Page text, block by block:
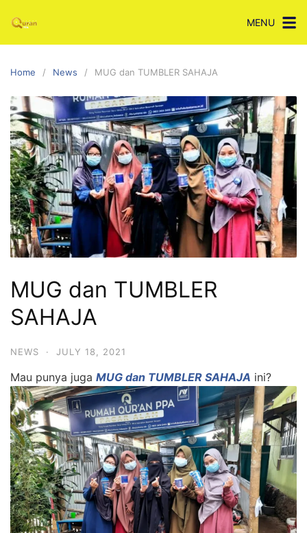
content
MENU
Home News MUG dan TUMBLER SAHAJA
MUG dan TUMBLER
SAHAJA
NEWS · JULY 18, 2021
Mau punya juga MUG dan TUMBLER SAHAJA ini?